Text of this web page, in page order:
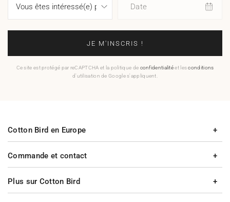
Date
JE M'INSCRIS !
Ce site est protégé par reCAPTCHA et la politique de confidentialitéet lesconditions
d'utilisation de Google s'appliquent.
Commande et contact
Plus sur Cotton Bird
Cotton Bird en Europe